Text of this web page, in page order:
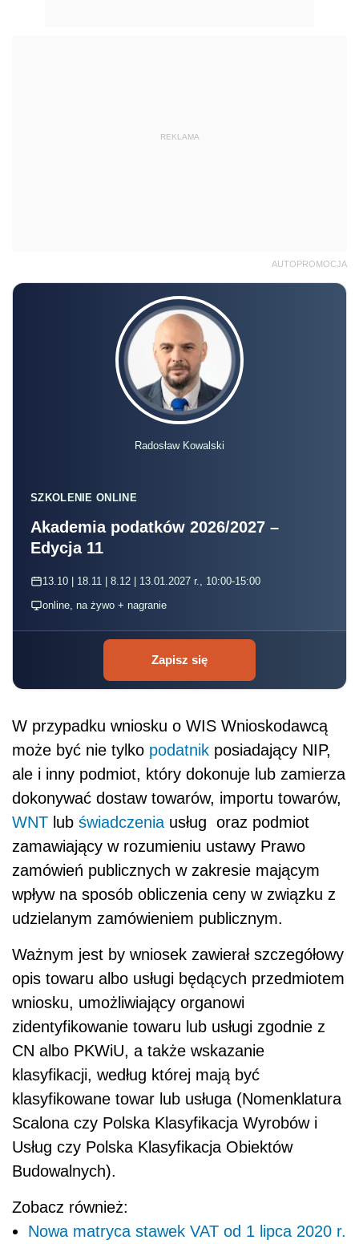
REKLAMA
AUTOPROMOCJA
Radosław Kowalski
SZKOLENIE ONLINE
Akademia podatków 2026/2027 –
Edycja 11
13.10 | 18.11 | 8.12 | 13.01.2027 r., 10:00-15:00
online, na żywo + nagranie
Zapisz się
W przypadku wniosku o WIS Wnioskodawcą
może być nie tylko podatnik posiadający NIP,
ale i inny podmiot, który dokonuje lub zamierza
dokonywać dostaw towarów, importu towarów,
WNT lub świadczenia usług oraz podmiot
zamawiający w rozumieniu ustawy Prawo
zamówień publicznych w zakresie mającym
wpływ na sposób obliczenia ceny w związku z
udzielanym zamówieniem publicznym.
Ważnym jest by wniosek zawierał szczegółowy
opis towaru albo usługi będących przedmiotem
wniosku, umożliwiający organowi
zidentyfikowanie towaru lub usługi zgodnie z
CN albo PKWiU, a także wskazanie
klasyfikacji, według której mają być
klasyfikowane towar lub usługa (Nomenklatura
Scalona czy Polska Klasyfikacja Wyrobów i
Usług czy Polska Klasyfikacja Obiektów
Budowalnych).
Zobacz również:
Nowa matryca stawek VAT od 1 lipca 2020 r.